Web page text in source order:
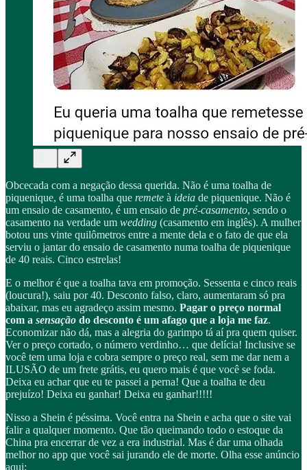
Obcecada com a negação dessa querida. Não é uma toalha de
piquenique, é uma toalha que remete à ideia de piquenique. Não é
um ensaio de casamento, é um ensaio de pré-casamento, sendo o
casamento na verdade um wedding (casamento em inglês). A mulher
botou uns vinte quilômetros entre a mente dela e o fato de que ela
serviu o jantar do ensaio de casamento numa toalha de piquenique
de 40 reais. Cinco estrelas!
E o melhor é que a toalha tava em promoção. Sessenta e cinco reais
(loucura!), saiu por 40. Desconto falso, claro, aumentaram só pra
abaixar, mas eu agradeço assim mesmo. Pagar o preço normal
com a sensação do desconto é um afago que a loja me faz.
Economizar não dá, mas a alegria do garimpo tá aí pra quem quiser.
Ver o preço cortado, o número verdinho… que delícia! Inclusive se
você tem uma loja e cobra sempre o preço real, sem me dar nem a
ILUSÃO de um frete grátis, eu quero mais é que você se foda.
Deixa eu achar que eu te passei a perna! Que a toalha te deu
prejuízo! Deixa eu ganhar! Deixa eu ganhar!!!!!
Nisso a Shein é péssima. Você entra na Shein e acha que o site vai
falir a qualquer momento. Que tão queimando todo o estoque da
China pra encerrar de vez a era industrial. Mas é dar uma olhada
melhor no app que você sai jurando ele de morte. Olha esse anúncio
aqui: